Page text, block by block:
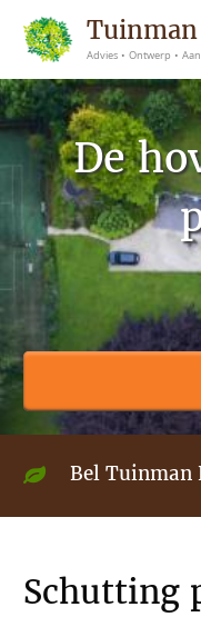
Advies • Ontwerp •
De
Bel Tuinman
Schutting